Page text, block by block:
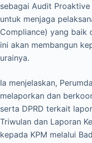
sebagai Audit
untuk menjaga
Compliance) yang baik
ini akan membangun
urainya.
Ia menjelaskan,
melaporkan dan
serta DPRD terkait
Triwulan dan Laporan
kepada KPM melalui